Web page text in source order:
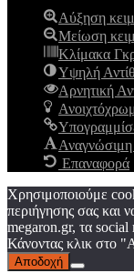
Αύξηση
Μείωση
Κλίμακα
Υψηλή
Αρνητική
Επαναφορά
Χρησιμοποιούμε
περιήγησης σας και
megaron.gr, τα social
Κάνοντας κλικ στο
Αποδοχή